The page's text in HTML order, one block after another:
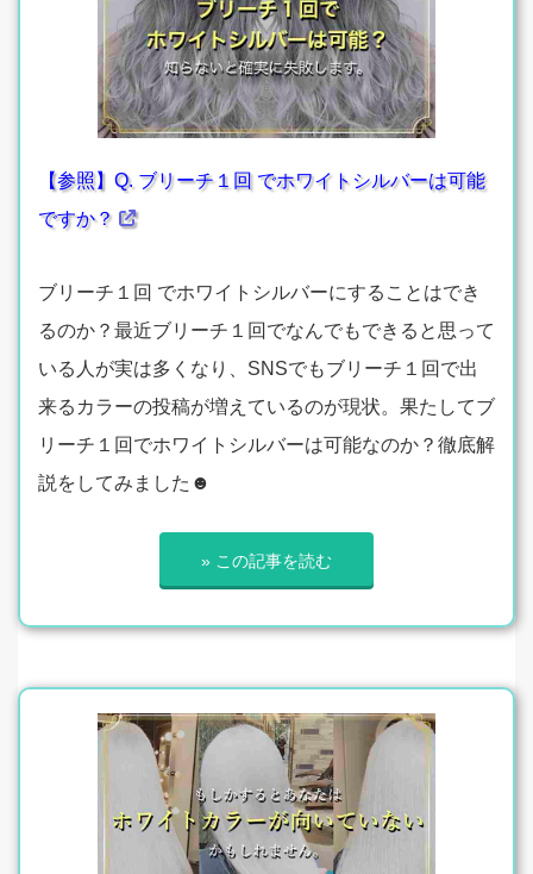
【参照】Q. ブリーチ１回 でホワイトシルバーは可能
ですか？
ブリーチ１回 でホワイトシルバーにすることはでき
るのか？最近ブリーチ１回でなんでもできると思って
いる人が実は多くなり、SNSでもブリーチ１回で出
来るカラーの投稿が増えているのが現状。果たしてブ
リーチ１回でホワイトシルバーは可能なのか？徹底解
説をしてみました☻
» この記事を読む